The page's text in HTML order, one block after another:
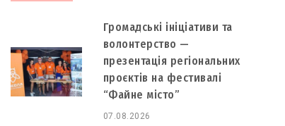
Громадські ініціативи та
волонтерство —
презентація регіональних
проєктів на фестивалі
“Файне місто”
07.08.2026